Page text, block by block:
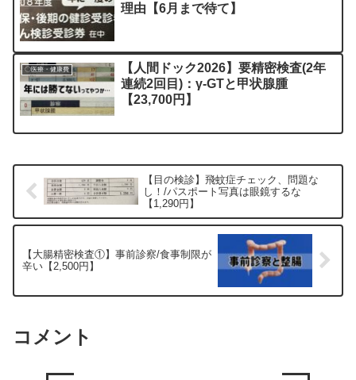
理由【6月まで待て】
〇医療・健康費
【人間ドック2026】要精密検査(2年
連続2回目)：γ-GTと甲状腺腫
【23,700円】
【目の検診】飛蚊症チェック、問題な
し！/パスポート写真は眼鏡するな
【1,290円】
【大腸精密検査①】事前診察/食事制限が
辛い【2,500円】
コメント